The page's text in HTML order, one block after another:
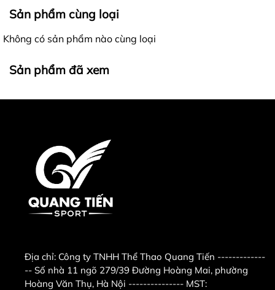
0988.52.93.93 có zalo (gọi trong giờ hành
chính từ sáng 8h-11h30, chiều từ 14h-16h)
chính từ 11h30-14h ,từ 18h trờ đi và ngày chủ
Khách hàng ở tỉnh xa mua hàng vui lòng cọc
Sản phẩm cùng loại
Không có sản phẩm nào cùng loại
Sản phẩm đã xem
Địa chỉ: Công ty TNHH Thể Thao Quang Tiến -------------
-- Số nhà 11 ngõ 279/39 Đường Hoàng Mai, phường
Hoàng Văn Thụ, Hà Nội --------------- MST: